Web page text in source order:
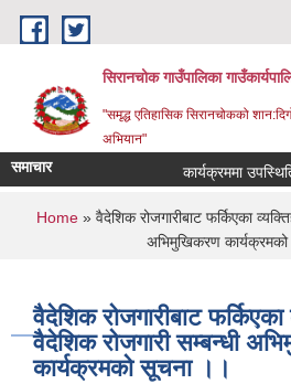
Skip to main content
सिरानचोक गाउँपालिका
"समृद्ध एतिहासिक सिरानचोकको
अभियान"
समाचार कार्यक्रममा उपस्थिति
You are here
Home» वैदेशिक रोजगारीबाट फर्किएका
अभिमुखिकरण
वैदेशिक रोजगारीबाट
वैदेशिक रोजगारी सम्बन्धी
कार्यक्रमको सूचना ।।